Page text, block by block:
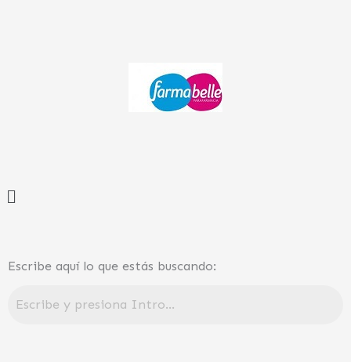
Menú
Escribe aquí lo que estás buscando: